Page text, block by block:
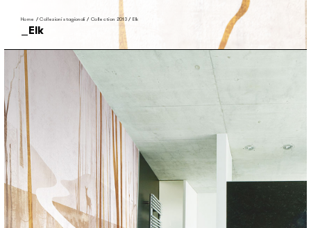
Home /Collezioni stagionali/ Collection 2013 /Elk
Elk